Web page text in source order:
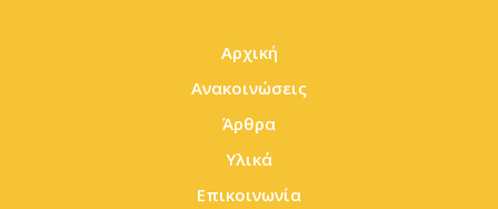
Αρχική
Ανακοινώσεις
Άρθρα
Υλικά
Επικοινωνία